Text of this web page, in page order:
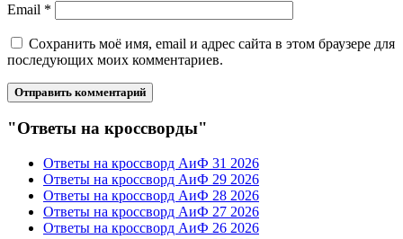
Email *
Сохранить моё имя, email и адрес сайта в этом браузере для
последующих моих комментариев.
"Ответы на кроссворды"
Ответы на кроссворд АиФ 31 2026
Ответы на кроссворд АиФ 29 2026
Ответы на кроссворд АиФ 28 2026
Ответы на кроссворд АиФ 27 2026
Ответы на кроссворд АиФ 26 2026